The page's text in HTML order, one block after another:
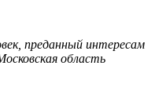
преданный интересам
область